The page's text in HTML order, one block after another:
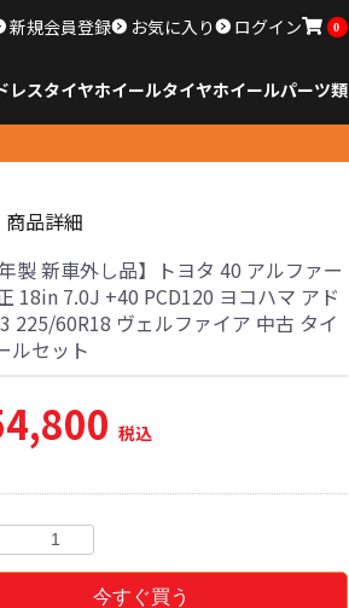
新規会員登録 お気に入り ログイン 0
レスタイヤホイールタイヤホイールパーツ類
商品詳細
年製 新車外し品】トヨタ 40 アルファー
18in 7.0J +40 PCD120 ヨコハマ アド
225/60R18 ヴェルファイア 中古 タイ
ルセット
税込
今すぐ買う